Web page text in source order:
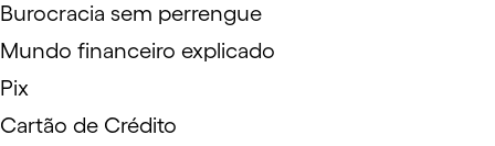
Burocracia sem perrengue
Mundo financeiro explicado
Pix
Cartão de Crédito